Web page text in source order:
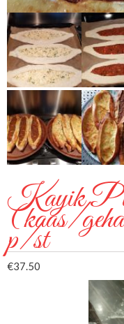
Kayik
(kaas/
p/st
€37.50